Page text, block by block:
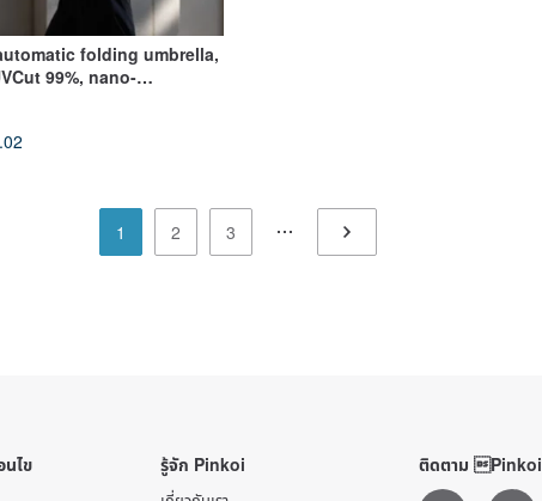
folding umbrella,
99%, nano-
1 2 3
นไข รู้จัก Pinkoi ติดตาม Pinkoi